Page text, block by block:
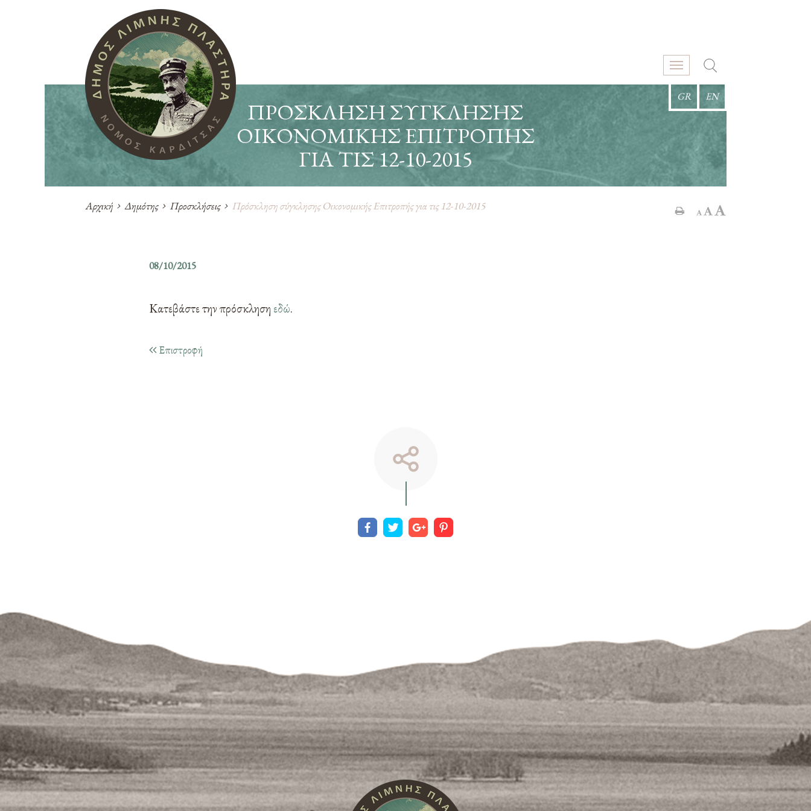
GR EN
ΠΡΌΣΚΛΗΣΗ ΣΎΓΚΛΗΣΗΣ
ΟΙΚΟΝΟΜΙΚΉΣ ΕΠΙΤΡΟΠΉΣ
ΓΙΑ ΤΙΣ 12-10-2015
Αρχική Δημότης Προσκλήσεις Πρόσκληση σύγκλησης Οικονομικής Επιτροπής για τις 12-10-2015
08/10/2015
Κατεβάστε την πρόσκληση εδώ.
Επιστροφή